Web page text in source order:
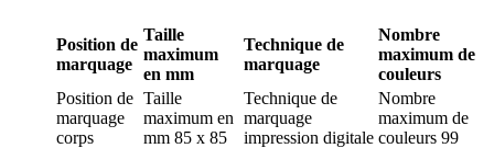
Position de
marquage
Taille
maximum
en mm
Technique de
marquage
Nombre
maximum de
couleurs
Position de
marquage
corps
Taille
maximum en
mm 85 x 85
Technique de
marquage
impression digitale
Nombre
maximum de
couleurs 99